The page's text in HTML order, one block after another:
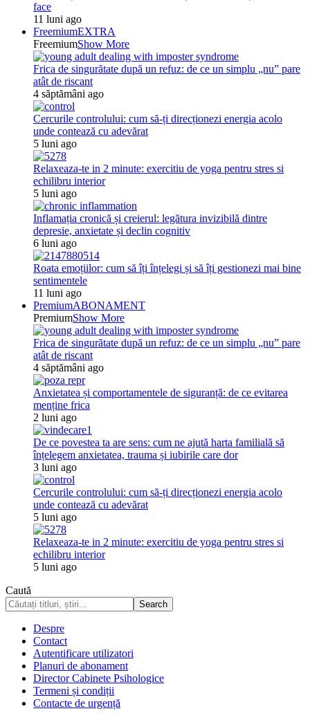
face
11 luni ago
FreemiumEXTRA
FreemiumShow More
Frica de singurătate după un refuz: de ce un simplu „nu” pare
atât de riscant
4 săptămâni ago
Cercurile controlului: cum să-ți direcționezi energia acolo
unde contează cu adevărat
5 luni ago
Relaxeaza-te in 2 minute: exercitiu de yoga pentru stres si
echilibru interior
5 luni ago
Inflamația cronică și creierul: legătura invizibilă dintre
depresie, anxietate și declin cognitiv
6 luni ago
Roata emoțiilor: cum să îți înțelegi și să îți gestionezi mai bine
sentimentele
11 luni ago
PremiumABONAMENT
PremiumShow More
Frica de singurătate după un refuz: de ce un simplu „nu” pare
atât de riscant
4 săptămâni ago
Anxietatea și comportamentele de siguranță: de ce evitarea
menține frica
2 luni ago
De ce povestea ta are sens: cum ne ajută harta familială să
înțelegem anxietatea, trauma și iubirile care dor
3 luni ago
Cercurile controlului: cum să-ți direcționezi energia acolo
unde contează cu adevărat
5 luni ago
Relaxeaza-te in 2 minute: exercitiu de yoga pentru stres si
echilibru interior
5 luni ago
Caută
Despre
Contact
Autentificare utilizatori
Planuri de abonament
Director Cabinete Psihologice
Termeni și condiții
Contacte de urgență